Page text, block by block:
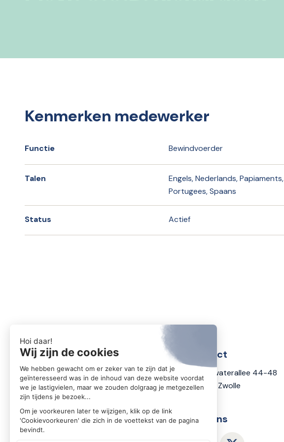
Kenmerken medewerker
Functie Bewindvoerder
Talen
Engels, Nederlands, Papiaments,
Portugees, Spaans
Status Actief
Contact
Zwartewaterallee 44-48
8031 DX Zwolle
Volg ons